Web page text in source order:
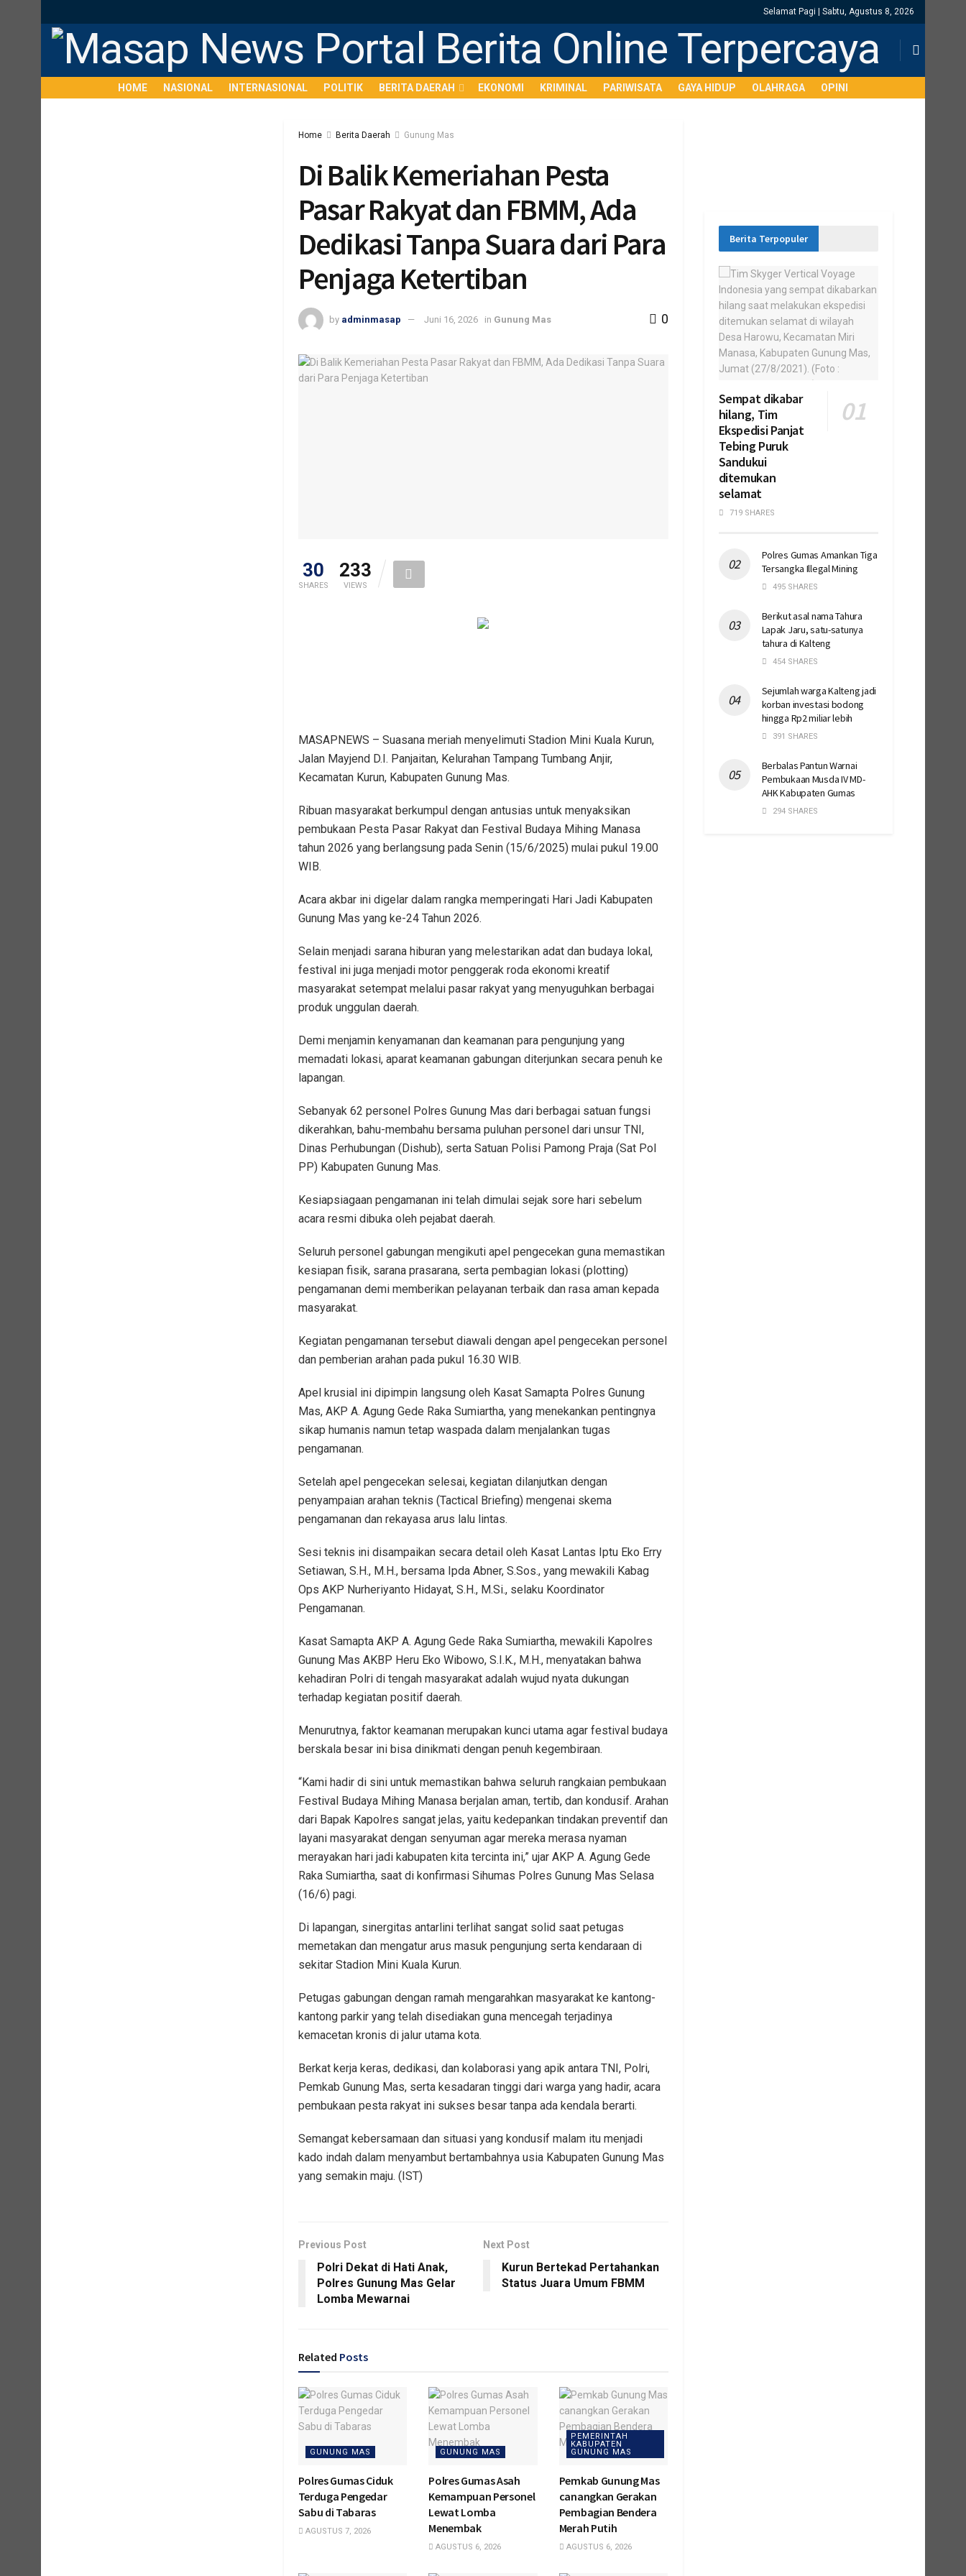
Selamat Pagi | Sabtu, Agustus 8, 2026
HOME NASIONAL INTERNASIONAL POLITIK BERITA DAERAH EKONOMI KRIMINAL PARIWISATA GAYA HIDUP OLAHRAGA OPINI
Home Berita Daerah Gunung Mas
Di Balik Kemeriahan Pesta
Pasar Rakyat dan FBMM, Ada
Dedikasi Tanpa Suara dari Para
Penjaga Ketertiban
by adminmasap Juni 16, 2026 in Gunung Mas 0
30
SHARES
233
VIEWS
MASAPNEWS – Suasana meriah menyelimuti Stadion Mini Kuala Kurun,
Jalan Mayjend D.I. Panjaitan, Kelurahan Tampang Tumbang Anjir,
Kecamatan Kurun, Kabupaten Gunung Mas.
Ribuan masyarakat berkumpul dengan antusias untuk menyaksikan
pembukaan Pesta Pasar Rakyat dan Festival Budaya Mihing Manasa
tahun 2026 yang berlangsung pada Senin (15/6/2025) mulai pukul 19.00
WIB.
Acara akbar ini digelar dalam rangka memperingati Hari Jadi Kabupaten
Gunung Mas yang ke-24 Tahun 2026.
Selain menjadi sarana hiburan yang melestarikan adat dan budaya lokal,
festival ini juga menjadi motor penggerak roda ekonomi kreatif
masyarakat setempat melalui pasar rakyat yang menyuguhkan berbagai
produk unggulan daerah.
Demi menjamin kenyamanan dan keamanan para pengunjung yang
memadati lokasi, aparat keamanan gabungan diterjunkan secara penuh ke
lapangan.
Sebanyak 62 personel Polres Gunung Mas dari berbagai satuan fungsi
dikerahkan, bahu-membahu bersama puluhan personel dari unsur TNI,
Dinas Perhubungan (Dishub), serta Satuan Polisi Pamong Praja (Sat Pol
PP) Kabupaten Gunung Mas.
Kesiapsiagaan pengamanan ini telah dimulai sejak sore hari sebelum
acara resmi dibuka oleh pejabat daerah.
Seluruh personel gabungan mengikuti apel pengecekan guna memastikan
kesiapan fisik, sarana prasarana, serta pembagian lokasi (plotting)
pengamanan demi memberikan pelayanan terbaik dan rasa aman kepada
masyarakat.
Kegiatan pengamanan tersebut diawali dengan apel pengecekan personel
dan pemberian arahan pada pukul 16.30 WIB.
Apel krusial ini dipimpin langsung oleh Kasat Samapta Polres Gunung
Mas, AKP A. Agung Gede Raka Sumiartha, yang menekankan pentingnya
sikap humanis namun tetap waspada dalam menjalankan tugas
pengamanan.
Setelah apel pengecekan selesai, kegiatan dilanjutkan dengan
penyampaian arahan teknis (Tactical Briefing) mengenai skema
pengamanan dan rekayasa arus lalu lintas.
Sesi teknis ini disampaikan secara detail oleh Kasat Lantas Iptu Eko Erry
Setiawan, S.H., M.H., bersama Ipda Abner, S.Sos., yang mewakili Kabag
Ops AKP Nurheriyanto Hidayat, S.H., M.Si., selaku Koordinator
Pengamanan.
Kasat Samapta AKP A. Agung Gede Raka Sumiartha, mewakili Kapolres
Gunung Mas AKBP Heru Eko Wibowo, S.I.K., M.H., menyatakan bahwa
kehadiran Polri di tengah masyarakat adalah wujud nyata dukungan
terhadap kegiatan positif daerah.
Menurutnya, faktor keamanan merupakan kunci utama agar festival budaya
berskala besar ini bisa dinikmati dengan penuh kegembiraan.
“Kami hadir di sini untuk memastikan bahwa seluruh rangkaian pembukaan
Festival Budaya Mihing Manasa berjalan aman, tertib, dan kondusif. Arahan
dari Bapak Kapolres sangat jelas, yaitu kedepankan tindakan preventif dan
layani masyarakat dengan senyuman agar mereka merasa nyaman
merayakan hari jadi kabupaten kita tercinta ini,” ujar AKP A. Agung Gede
Raka Sumiartha, saat di konfirmasi Sihumas Polres Gunung Mas Selasa
(16/6) pagi.
Di lapangan, sinergitas antarlini terlihat sangat solid saat petugas
memetakan dan mengatur arus masuk pengunjung serta kendaraan di
sekitar Stadion Mini Kuala Kurun.
Petugas gabungan dengan ramah mengarahkan masyarakat ke kantong-
kantong parkir yang telah disediakan guna mencegah terjadinya
kemacetan kronis di jalur utama kota.
Berkat kerja keras, dedikasi, dan kolaborasi yang apik antara TNI, Polri,
Pemkab Gunung Mas, serta kesadaran tinggi dari warga yang hadir, acara
pembukaan pesta rakyat ini sukses besar tanpa ada kendala berarti.
Semangat kebersamaan dan situasi yang kondusif malam itu menjadi
kado indah dalam menyambut bertambahnya usia Kabupaten Gunung Mas
yang semakin maju. (IST)
Previous Post
Polri Dekat di Hati Anak,
Polres Gunung Mas Gelar
Lomba Mewarnai
Next Post
Kurun Bertekad Pertahankan
Status Juara Umum FBMM
Related Posts
GUNUNG MAS
Polres Gumas Ciduk
Terduga Pengedar
Sabu di Tabaras
AGUSTUS 7, 2026
GUNUNG MAS
Polres Gumas Asah
Kemampuan Personel
Lewat Lomba
Menembak
AGUSTUS 6, 2026
PEMERINTAH
KABUPATEN
GUNUNG MAS
Pemkab Gunung Mas
canangkan Gerakan
Pembagian Bendera
Merah Putih
AGUSTUS 6, 2026
Berita Terpopuler
Sempat dikabar
hilang, Tim
Ekspedisi Panjat
Tebing Puruk
Sandukui
ditemukan
selamat
719 SHARES
Polres Gumas Amankan Tiga
Tersangka Illegal Mining
495 SHARES
Berikut asal nama Tahura
Lapak Jaru, satu-satunya
tahura di Kalteng
454 SHARES
Sejumlah warga Kalteng jadi
korban investasi bodong
hingga Rp2 miliar lebih
391 SHARES
Berbalas Pantun Warnai
Pembukaan Musda IV MD-
AHK Kabupaten Gumas
294 SHARES